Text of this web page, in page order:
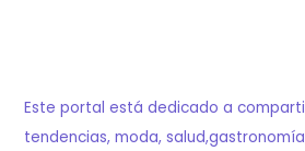
Este portal está dedicado a
tendencias, moda,